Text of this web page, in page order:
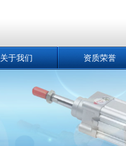
关于我们 资质荣誉